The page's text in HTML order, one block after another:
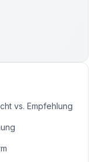
vs. Empfehlung